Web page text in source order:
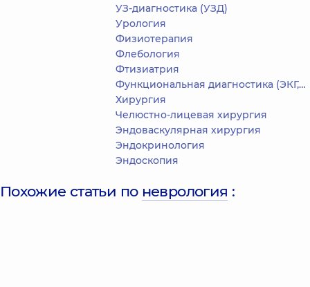
УЗ-диагностика (УЗД)
Урология
Физиотерапия
Флебология
Фтизиатрия
Функциональная диагностика (ЭКГ, холтер, дневное АД)
Хирургия
Челюстно-лицевая хирургия
Эндоваскулярная хирургия
Эндокринология
Эндоскопия
Похожие статьи по неврология :